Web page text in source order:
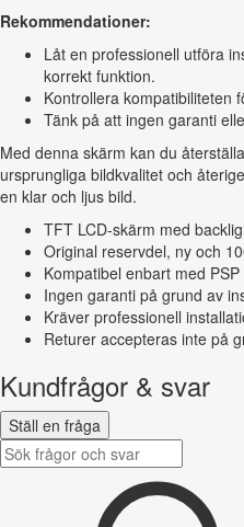
Rekommendationer:
Låt en professionell utföra
korrekt funktion.
Kontrollera kompatibiliteten
Tänk på att ingen garanti
Med denna skärm kan du
ursprungliga bildkvalitet och
en klar och ljus bild.
TFT LCD-skärm med
Original reservdel, ny och
Kompatibel enbart med PSP
Ingen garanti på grund av
Kräver professionell
Returer accepteras inte på
Kundfrågor & svar
Ställ en fråga